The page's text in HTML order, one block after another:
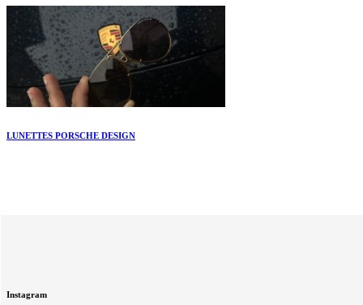
LUNETTES PORSCHE DESIGN
Instagram